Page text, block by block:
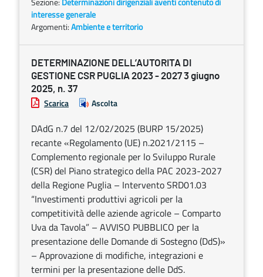
interesse generale
Argomenti:Ambiente e territorio
DETERMINAZIONE DELL’AUTORITA DI
GESTIONE CSR PUGLIA 2023 - 2027 3 giugno
2025, n. 37
Scarica Ascolta
DAdG n.7 del 12/02/2025 (BURP 15/2025)
recante «Regolamento (UE) n.2021/2115 –
Complemento regionale per lo Sviluppo Rurale
(CSR) del Piano strategico della PAC 2023-2027
della Regione Puglia – Intervento SRD01.03
“Investimenti produttivi agricoli per la
competitività delle aziende agricole – Comparto
Uva da Tavola” – AVVISO PUBBLICO per la
presentazione delle Domande di Sostegno (DdS)»
– Approvazione di modifiche, integrazioni e
termini per la presentazione delle DdS.